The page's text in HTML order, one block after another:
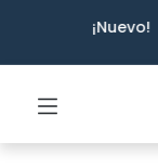
¡Nuevo!